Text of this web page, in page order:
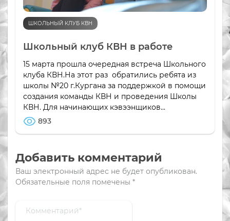
ШКОЛЬНЫЙ КЛУБ КВН
Школьный клуб КВН в работе
15 марта прошла очередная встреча Школьного
клуба КВН.На этот раз обратились ребята из
школы №20 г.Кургана за поддержкой в помощи
создания команды КВН и проведения Школы
КВН. Для начинающих кэвээнщиков...
893
Добавить комментарий
Ваш электронный адрес не будет опубликован.
Обязательные поля помечены *